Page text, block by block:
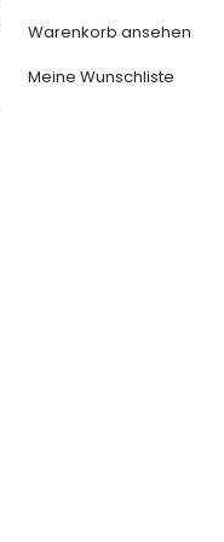
Warenkorb ansehen
Meine Wunschliste